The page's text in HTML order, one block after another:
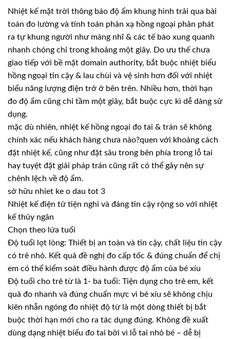
Nhiệt kế mặt trời thông báo độ ẩm khung hình trải qua bài
toán đo lường và tính toán phản xạ hồng ngoại phân phát
ra tự khung người như màng nhĩ & các tế bào xung quanh
nhanh chóng chỉ trong khoảng một giây. Do ưu thế chưa
giao tiếp với bề mặt domain authority, bắt buộc nhiệt biểu
hồng ngoại tin cậy & lau chùi và vệ sinh hơn đối với nhiệt
biểu năng lượng điện trở ở bên trên. Nhiều hơn, thời hạn
đo độ ẩm cũng chỉ tầm một giây, bắt buộc cực kì dễ dàng sử
dụng.
mặc dù nhiên, nhiệt kế hồng ngoại đo tai & trán sẽ không
chính xác nếu khách hàng chưa nào?quen với khoảng cách
đặt nhiệt kế, cũng như đặt sâu trong bên phía trong lỗ tai
hay tuyệt đặt giải pháp trán cũng rất có thể gây nên sự
chênh lệch về độ ẩm.
sở hữu nhiet ke o dau tot 3
Nhiệt kế điện tử tiện nghi và đáng tin cậy rộng so với nhiệt
kế thủy ngân
Chọn theo lứa tuổi
Độ tuổi lọt lòng: Thiết bị an toàn và tin cậy, chất liệu tin cậy
có trẻ nhỏ. Kết quả đề nghị đo cấp tốc & đúng chuẩn để chị
em có thể kiểm soát điều hành được độ ẩm của bé xíu
Độ tuổi cho trẻ từ là 1- ba tuổi: Tiện dụng cho trẻ em, kết
quả đo nhanh và đúng chuẩn mực vì bé xíu sẽ không chịu
kiên nhẫn ngóng đo nhiệt độ từ là một dòng thiết bị bắt
buộc thời hạn mới cho ra tác dụng đúng. Không đề xuất
dùng dạng nhiệt biểu đo tai bởi vì lỗ tai nhỏ bé – dễ bị